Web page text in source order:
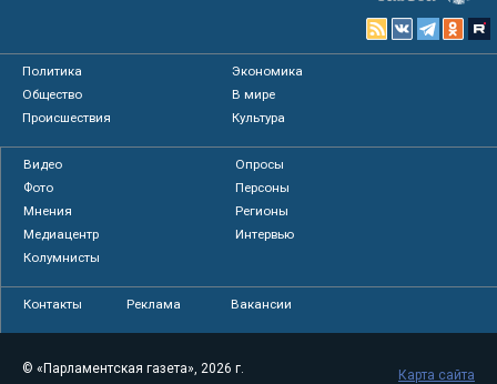
Политика
Экономика
Общество
В мире
Происшествия
Культура
Видео
Опросы
Фото
Персоны
Мнения
Регионы
Медиацентр
Интервью
Колумнисты
Контакты Реклама Вакансии
© «Парламентская газета», 2026 г.
Карта сайта